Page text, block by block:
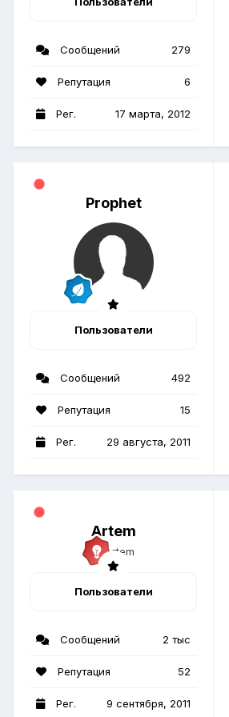
Сообщений 279
Репутация 6
Рег. 17 марта, 2012
Prophet
Пользователи
Сообщений 492
Репутация 15
Рег. 29 августа, 2011
Artem
Пользователи
Сообщений 2 тыс
Репутация 52
Рег. 9 сентября, 2011